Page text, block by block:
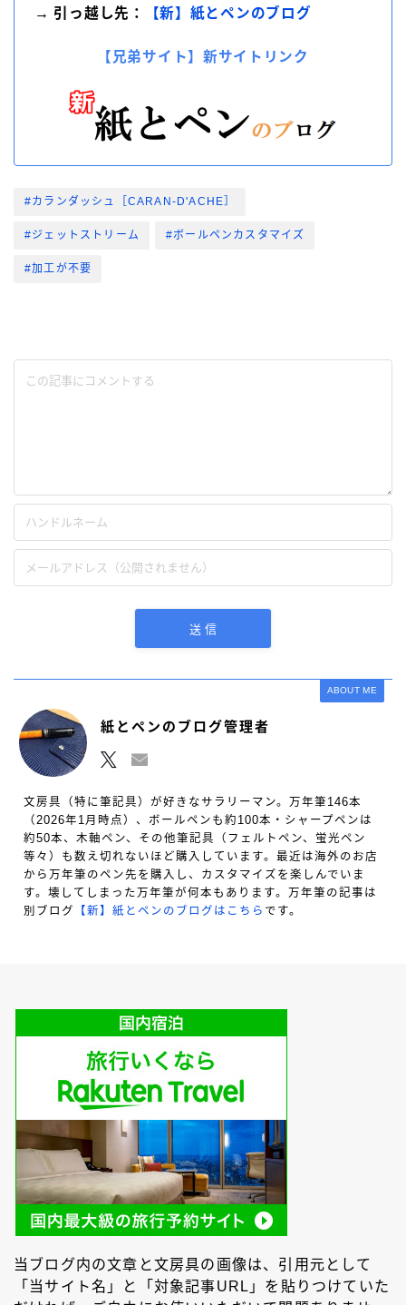
→ 引っ越し先：
【新】紙とペンのブログ
【兄弟サイト】新サイトリンク
#カランダッシュ［CARAN-D'ACHE］
#ジェットストリーム #ボールペンカスタマイズ
#加工が不要
ABOUT ME
紙とペンのブログ管理者
文房具（特に筆記具）が好きなサラリーマン。万年筆146本
（2026年1月時点）、ボールペンも約100本・シャープペンは
約50本、木軸ペン、その他筆記具（フェルトペン、蛍光ペン
等々）も数え切れないほど購入しています。最近は海外のお店
から万年筆のペン先を購入し、カスタマイズを楽しんでいま
す。壊してしまった万年筆が何本もあります。万年筆の記事は
別ブログ
【新】紙とペンのブログはこちら です。
当ブログ内の文章と文房具の画像は、引用元として
「当サイト名」と「対象記事URL」を貼りつけていた